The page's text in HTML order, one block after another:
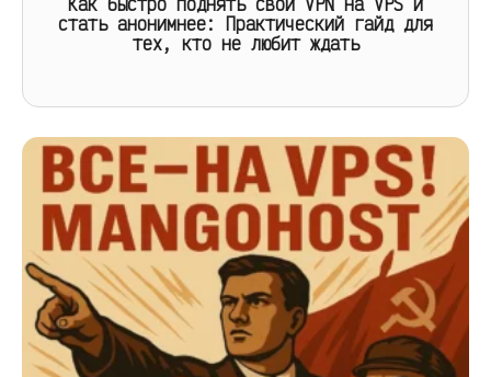
стать анонимнее: Практический гайд для
тех, кто не любит ждать